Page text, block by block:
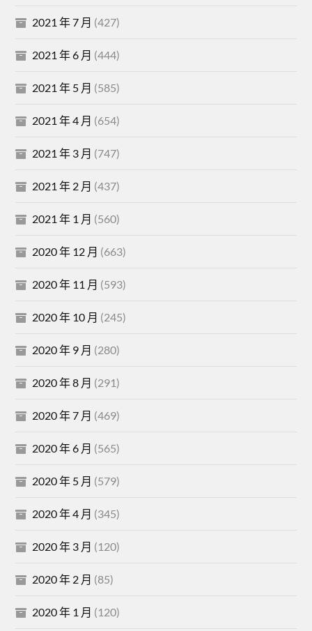
2021 年 7 月 (427)
2021 年 6 月 (444)
2021 年 5 月 (585)
2021 年 4 月 (654)
2021 年 3 月 (747)
2021 年 2 月 (437)
2021 年 1 月 (560)
2020 年 12 月 (663)
2020 年 11 月 (593)
2020 年 10 月 (245)
2020 年 9 月 (280)
2020 年 8 月 (291)
2020 年 7 月 (469)
2020 年 6 月 (565)
2020 年 5 月 (579)
2020 年 4 月 (345)
2020 年 3 月 (120)
2020 年 2 月 (85)
2020 年 1 月 (120)